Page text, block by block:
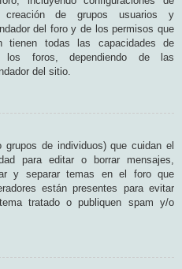
creación de grupos usuarios y
del foro y de los permisos que
todas las capacidades de
foros, dependiendo de las
del sitio.
grupos de individuos) que cuidan el
para editar o borrar mensajes,
y separar temas en el foro que
están presentes para evitar
tratado o publiquen spam y/o